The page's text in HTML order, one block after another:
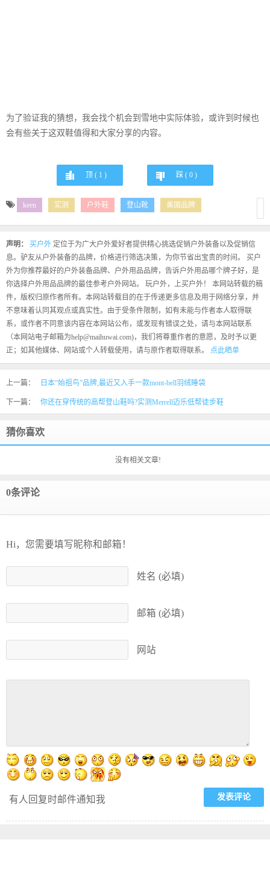
为了验证我的猜想，我会找个机会到雪地中实际体验，或许到时候也
会有些关于这双鞋值得和大家分享的内容。
顶 ( 1 ) 踩 ( 0)
keen 实测 户外鞋 登山靴 美国品牌
声明： 买户外 定位于为广大户外爱好者提供精心挑选促销户外装备以及促销信
息。驴友从户外装备的品牌，价格进行筛选决策，为你节省出宝贵的时间。 买户
外为你推荐最好的户外装备品牌、户外用品品牌，告诉户外用品哪个牌子好，是
你选择户外用品品牌的最佳参考户外网站。 玩户外，上买户外！ 本网站转载的稿
件，版权归原作者所有。本网站转载目的在于传递更多信息及用于网络分享，并
不意味着认同其观点或真实性。由于受条件限制，如有未能与作者本人取得联
系，或作者不同意该内容在本网站公布，或发现有错误之处，请与本网站联系
（本网站电子邮箱为help@maihuwai.com)，我们将尊重作者的意愿，及时予以更
正；如其他媒体、网站或个人转载使用，请与原作者取得联系。 点此晒单
上一篇： 日本“始祖鸟”品牌,最近又入手一款mont-bell羽绒睡袋
下一篇： 你还在穿传统的高帮登山鞋吗?实测Merrell迈乐低帮徒步鞋
猜你喜欢
没有相关文章!
0条评论
Hi，您需要填写昵称和邮箱！
姓名 (必填)
邮箱 (必填)
网站
有人回复时邮件通知我